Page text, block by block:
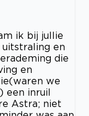
ik bij jullie
en
die
en
we
een inruil
Astra; niet